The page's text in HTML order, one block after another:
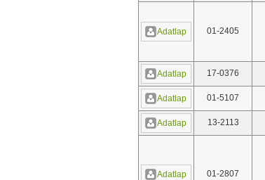
Adatlap 01-2405
Adatlap 17-0376
Adatlap 01-5107
Adatlap 13-2113
Adatlap 01-2807